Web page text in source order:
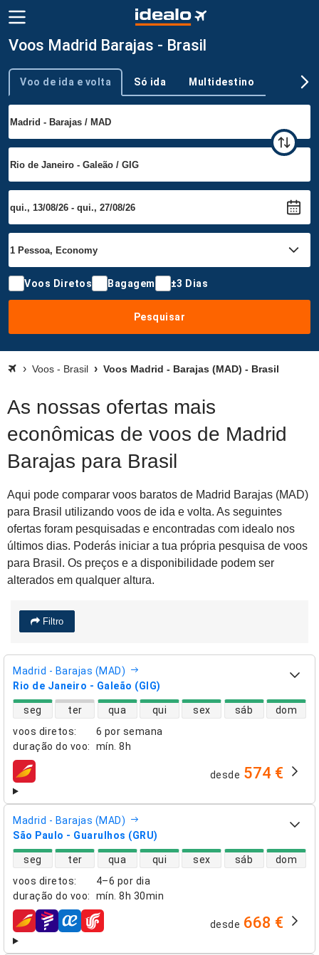
Voos Madrid Barajas - Brasil
Tipo de viagem
Voo de ida e volta Só ida Multidestino
Voos Diretos Bagagem ±3 Dias
Pesquisar
Voos - Brasil Voos Madrid - Barajas (MAD) - Brasil
As nossas ofertas mais
econômicas de voos de Madrid
Barajas para Brasil
Aqui pode comparar voos baratos de Madrid Barajas (MAD)
para Brasil utilizando voos de ida e volta. As seguintes
ofertas foram pesquisadas e encontradas com idealo nos
últimos dias. Poderás iniciar a tua própria pesquisa de voos
para Brasil. Os preços e a disponibilidade podem ser
alterados em qualquer altura.
Filtro
Madrid - Barajas (MAD)
Rio de Janeiro - Galeão (GIG)
voos diretos:
6 por semana
duração do voo: mín. 8h
disponibilidade de voos diretos
seg ter qua qui sex sáb dom
companhias aéreas desde 574 €
Madrid - Barajas (MAD)
São Paulo - Guarulhos (GRU)
voos diretos:
4–6 por dia
duração do voo: mín. 8h 30min
disponibilidade de voos diretos
seg ter qua qui sex sáb dom
companhias aéreas desde 668 €